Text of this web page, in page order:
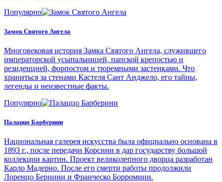
Популярно
Замок Святого Ангела
Многовековая история Замка Святого Ангела, служившего
императорской усыпальницей, папской крепостью и
резиденцией, форпостом и тюремными застенками. Что
храниться за стенами Кастеля Сант Анджело, его тайны,
легенды и неизвестные факты.
Популярно
Палаццо Барберини
Национальная галерея искусства была официально основана в
1893 г., после передачи Корсини в дар государству большой
коллекции картин. Проект великолепного дворца разработан
Карло Мадерно. После его смерти работы продолжили
Лоренцо Бернини и Франческо Борромини.